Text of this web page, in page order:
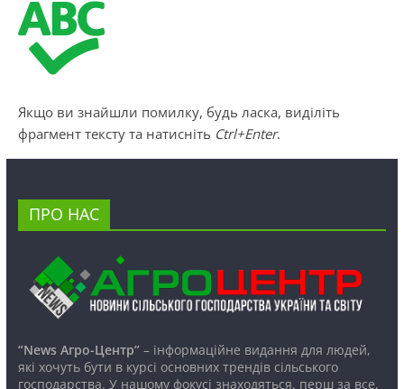
Якщо ви знайшли помилку, будь ласка, виділіть
фрагмент тексту та натисніть Ctrl+Enter.
ПРО НАС
“News Агро-Центр”– інформаційне видання для людей,
які хочуть бути в курсі основних трендів сільського
господарства. У нашому фокусі знаходяться, перш за все,